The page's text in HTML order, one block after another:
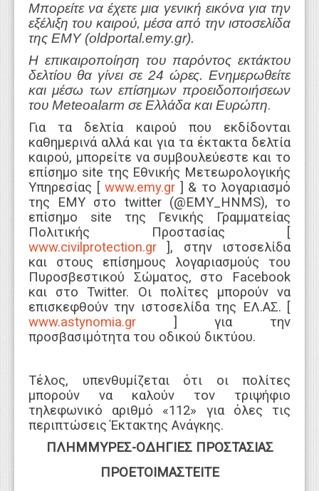
Μπορείτε να έχετε μια γενική εικόνα για την
εξέλιξη του καιρού, μέσα από την ιστοσελίδα
της ΕΜΥ (oldportal.emy.gr).
Η επικαιροποίηση του παρόντος εκτάκτου
δελτίου θα γίνει σε 24 ώρες. Ενημερωθείτε
και μέσω των επίσημων προειδοποιήσεων
του Meteoalarm σε Ελλάδα και Ευρώπη.
Για τα δελτία καιρού που εκδίδονται
καθημερινά αλλά και για τα έκτακτα δελτία
καιρού, μπορείτε να συμβουλεύεστε και το
επίσημο site της Εθνικής Μετεωρολογικής
Υπηρεσίας [ www.emy.gr ] & το λογαριασμό
της ΕΜΥ στο twitter (@EMY_HNMS), το
επίσημο site της Γενικής Γραμματείας
Πολιτικής Προστασίας [
www.civilprotection.gr ], στην ιστοσελίδα
και στους επίσημους λογαριασμούς του
Πυροσβεστικού Σώματος, στο Facebook
και στο Twitter. Οι πολίτες μπορούν να
επισκεφθούν την ιστοσελίδα της ΕΛ.ΑΣ. [
www.astynomia.gr ] για την
προσβασιμότητα του οδικού δικτύου.
Τέλος, υπενθυμίζεται ότι οι πολίτες
μπορούν να καλούν τον τριψήφιο
τηλεφωνικό αριθμό «112» για όλες τις
περιπτώσεις Έκτακτης Ανάγκης.
ΠΛΗΜΜΥΡΕΣ-ΟΔΗΓΙΕΣ ΠΡΟΣΤΑΣΙΑΣ
ΠΡΟΕΤΟΙΜΑΣΤΕΙΤΕ